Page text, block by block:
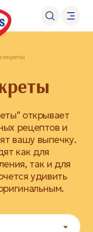
открывает
рецептов и
вашу выпечку.
как для
так и для
удивить